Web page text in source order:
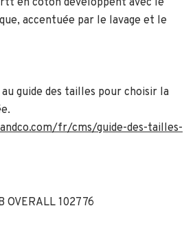
accentuée par le lavage et le
guide des tailles pour choisir la
fr/cms/guide-des-tailles-
OVERALL 102776